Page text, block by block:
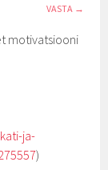
VASTA
motivatsiooni
ja-
)